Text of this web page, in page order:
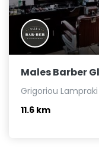
Males Barber
Grigoriou
11.6 km